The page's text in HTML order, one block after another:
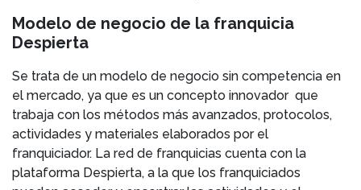
Modelo de negocio de la franquicia
Despierta
Se trata de un modelo de negocio sin competencia en
el mercado, ya que es un concepto innovador que
trabaja con los métodos más avanzados, protocolos,
actividades y materiales elaborados por el
franquiciador. La red de franquicias cuenta con la
plataforma Despierta, a la que los franquiciados